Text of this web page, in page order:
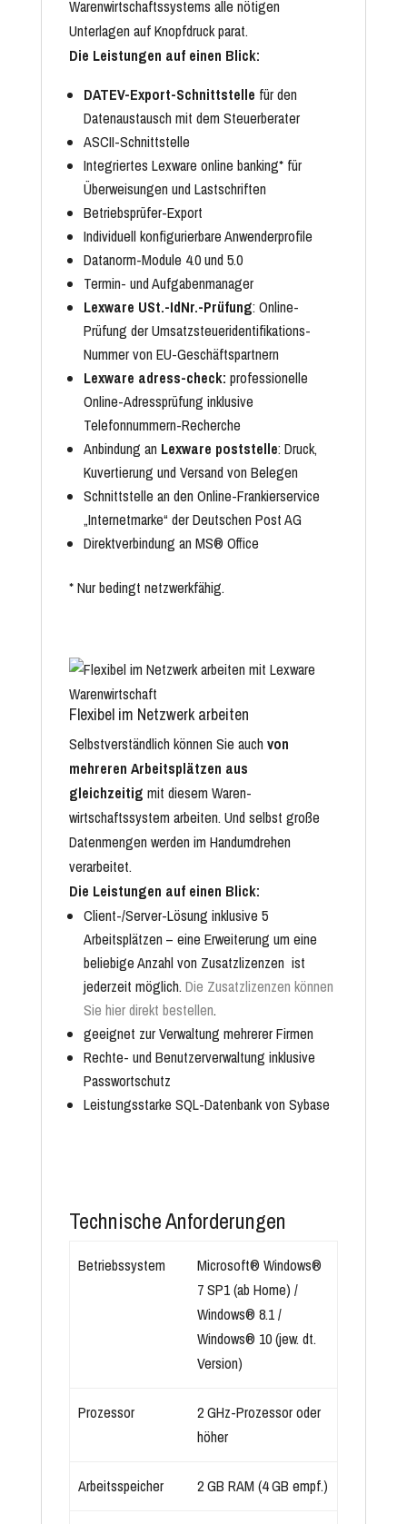
Warenwirtschaftssystems alle nötigen
Unterlagen auf Knopfdruck parat.
Die Leistungen auf einen Blick:
DATEV-Export-Schnittstelle für den
Datenaustausch mit dem Steuerberater
ASCII-Schnittstelle
Integriertes Lexware online banking* für
Überweisungen und Lastschriften
Betriebsprüfer-Export
Individuell konfigurierbare Anwenderprofile
Datanorm-Module 4.0 und 5.0
Termin- und Aufgabenmanager
Lexware USt.-IdNr.-Prüfung: Online-
Prüfung derUmsatzsteueridentifikations-
Nummervon EU-Geschäftspartnern
Lexware adress-check: professionelle
Online-Adressprüfung inklusive
Telefonnummern-Recherche
Anbindung an Lexware poststelle: Druck,
Kuvertierung und Versand von Belegen
Schnittstelle an den Online-Frankierservice
„Internetmarke“ der Deutschen Post AG
Direktverbindung an MS® Office
* Nur bedingt netzwerkfähig.
Flexibel im Netzwerk arbeiten
Selbstverständlich können Sie auch von
mehreren Arbeits­plätzen aus
gleichzeitig mit diesem Waren­
wirtschaftssystem arbeiten. Und selbst große
Datenmengen werden im Handumdrehen
verarbeitet.
Die Leistungen auf einen Blick:
Client-/Server-Lösung inklusive 5
Arbeitsplätzen – eine Erweiterung um eine
beliebige Anzahl von Zusatzlizenzen ist
jederzeit möglich. Die Zusatzlizenzen können
Sie hier direkt bestellen.
geeignet zur Verwaltung mehrerer Firmen
Rechte- und Benutzerverwaltung inklusive
Passwortschutz
Leistungsstarke SQL-Datenbankvon Sybase
Technische Anforderungen
Betriebssystem
Microsoft® Windows®
7 SP1 (ab Home) /
Windows® 8.1 /
Windows® 10 (jew. dt.
Version)
Prozessor
2 GHz-Prozessor oder
höher
Arbeitsspeicher 2 GB RAM (4 GB empf.)